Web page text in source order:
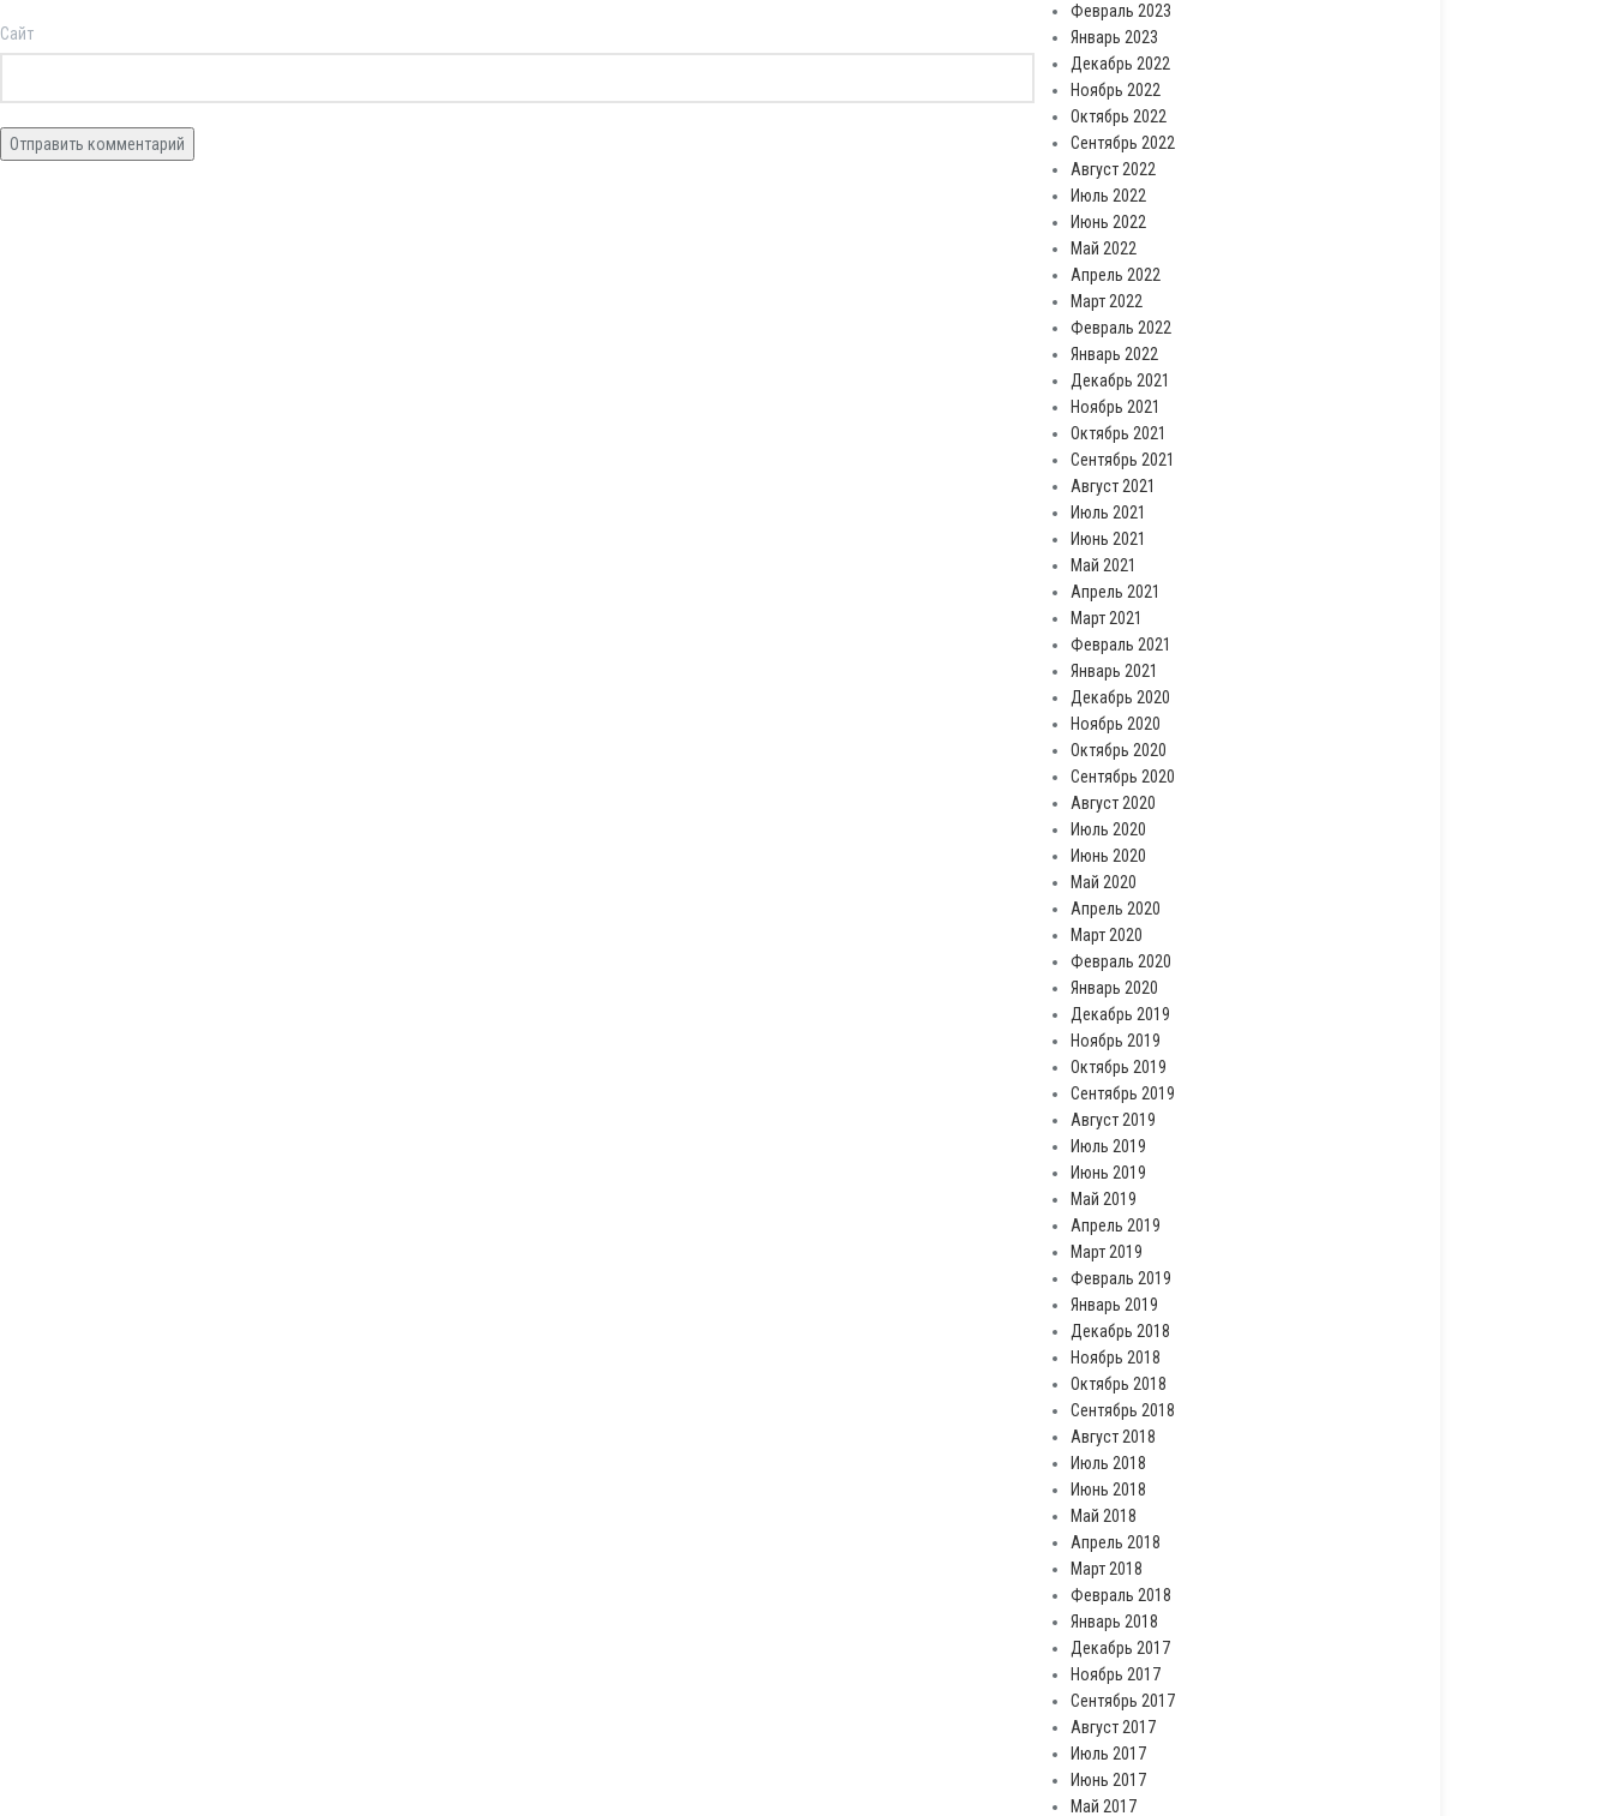
Сайт
Февраль 2023
Январь 2023
Декабрь 2022
Ноябрь 2022
Октябрь 2022
Сентябрь 2022
Август 2022
Июль 2022
Июнь 2022
Май 2022
Апрель 2022
Март 2022
Февраль 2022
Январь 2022
Декабрь 2021
Ноябрь 2021
Октябрь 2021
Сентябрь 2021
Август 2021
Июль 2021
Июнь 2021
Май 2021
Апрель 2021
Март 2021
Февраль 2021
Январь 2021
Декабрь 2020
Ноябрь 2020
Октябрь 2020
Сентябрь 2020
Август 2020
Июль 2020
Июнь 2020
Май 2020
Апрель 2020
Март 2020
Февраль 2020
Январь 2020
Декабрь 2019
Ноябрь 2019
Октябрь 2019
Сентябрь 2019
Август 2019
Июль 2019
Июнь 2019
Май 2019
Апрель 2019
Март 2019
Февраль 2019
Январь 2019
Декабрь 2018
Ноябрь 2018
Октябрь 2018
Сентябрь 2018
Август 2018
Июль 2018
Июнь 2018
Май 2018
Апрель 2018
Март 2018
Февраль 2018
Январь 2018
Декабрь 2017
Ноябрь 2017
Сентябрь 2017
Август 2017
Июль 2017
Июнь 2017
Май 2017